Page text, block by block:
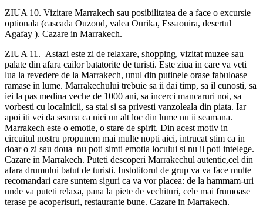
ZIUA 10. Vizitare Marrakech sau posibilitatea de a face o excursie
optionala (cascada Ouzoud, valea Ourika, Essaouira, desertul
Agafay ). Cazare in Marrakech.
ZIUA 11. Astazi este zi de relaxare, shopping, vizitat muzee sau
palate din afara cailor batatorite de turisti. Este ziua in care va veti
lua la revedere de la Marrakech, unul din putinele orase fabuloase
ramase in lume. Marrakechului trebuie sa ii dai timp, sa il cunosti, sa
iei la pas medina veche de 1000 ani, sa incerci mancaruri noi, sa
vorbesti cu localnicii, sa stai si sa privesti vanzoleala din piata. Iar
apoi iti vei da seama ca nici un alt loc din lume nu ii seamana.
Marrakech este o emotie, o stare de spirit. Din acest motiv in
circuitul nostru propunem mai multe nopti aici, intrucat stim ca in
doar o zi sau doua nu poti simti emotia locului si nu il poti intelege.
Cazare in Marrakech. Puteti descoperi Marrakechul autentic,cel din
afara drumului batut de turisti. Instotitorul de grup va va face multe
recomandari care suntem siguri ca va vor placea: de la hammam-uri
unde va puteti relaxa, pana la piete de vechituri, cele mai frumoase
terase pe acoperisuri, restaurante bune. Cazare in Marrakech.